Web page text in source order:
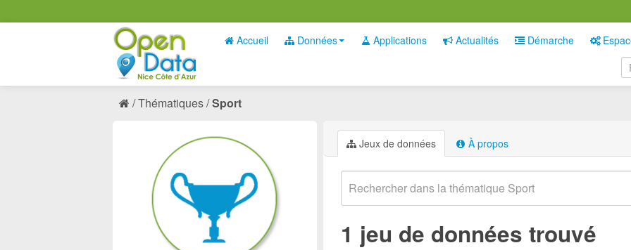
Accueil Données Applications Actualités Démarche
Thématiques Sport
Jeux de données À propos
1 jeu de données trouvé